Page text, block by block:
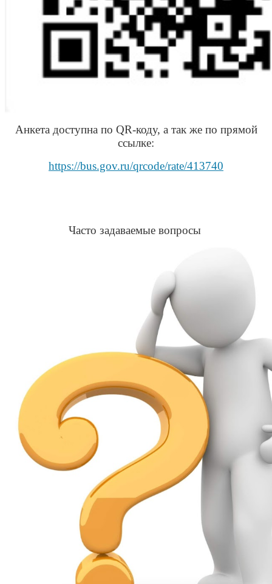
Анкета доступна по QR-коду, а так же по прямой
ссылке:
https://bus.gov.ru/qrcode/rate/413740
Часто задаваемые вопросы